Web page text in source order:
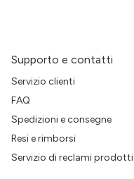
Supporto e contatti
Servizio clienti
FAQ
Spedizioni e consegne
Resi e rimborsi
Servizio di reclami prodotti